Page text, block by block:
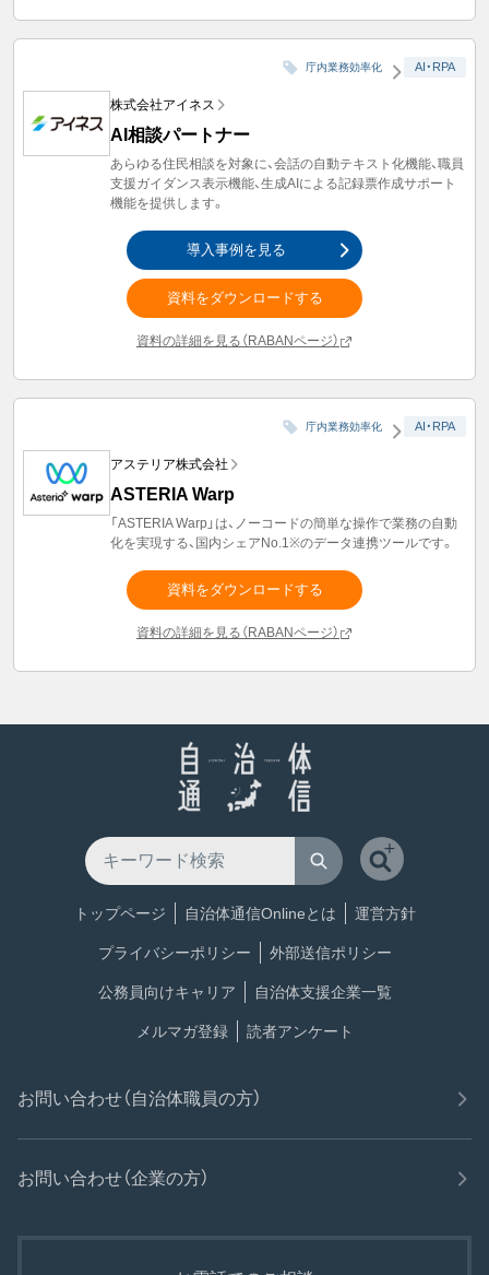
庁内業務効率化 AI・RPA
株式会社アイネス
AI相談パートナー
あらゆる住民相談を対象に、会話の自動テキスト化機能、職員
支援ガイダンス表示機能、生成AIによる記録票作成サポート
機能を提供します。
導入事例を見る
資料をダウンロードする
資料の詳細を見る（RABANページ）
庁内業務効率化 AI・RPA
アステリア株式会社
ASTERIA Warp
「ASTERIA Warp」は、ノーコードの簡単な操作で業務の自動
化を実現する、国内シェアNo.1※のデータ連携ツールです。
資料をダウンロードする
資料の詳細を見る（RABANページ）
トップページ 自治体通信Onlineとは 運営方針
プライバシーポリシー 外部送信ポリシー
公務員向けキャリア 自治体支援企業一覧
メルマガ登録 読者アンケート
お問い合わせ（自治体職員の方）
お問い合わせ（企業の方）